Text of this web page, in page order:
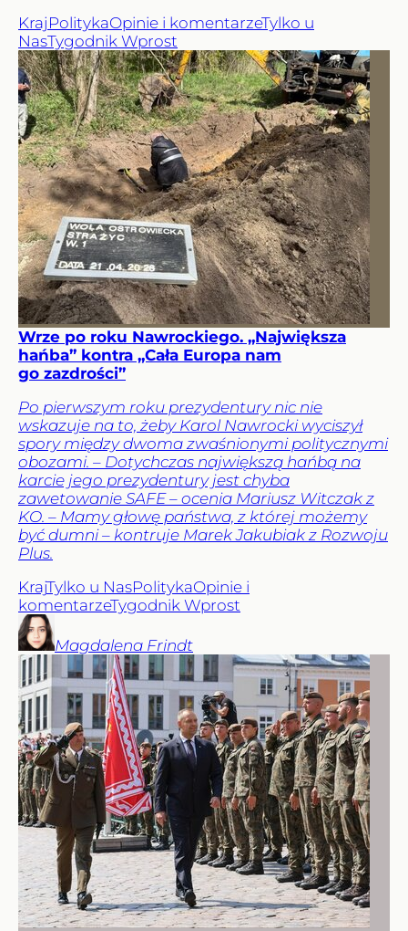
Kraj PolitykaOpinie i komentarzeTylko u
NasTygodnik Wprost
Wrze po roku Nawrockiego. „Największa
hańba” kontra „Cała Europa nam
go zazdrości”
Po pierwszym roku prezydentury nic nie
wskazuje na to, żeby Karol Nawrocki wyciszył
spory między dwoma zwaśnionymi politycznymi
obozami. – Dotychczas największą hańbą na
karcie jego prezydentury jest chyba
zawetowanie SAFE – ocenia Mariusz Witczak z
KO. – Mamy głowę państwa, z której możemy
być dumni – kontruje Marek Jakubiak z Rozwoju
Plus.
KrajTylko u NasPolitykaOpinie i
komentarzeTygodnik Wprost
Magdalena Frindt